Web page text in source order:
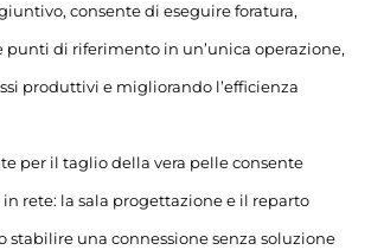
consente di eseguire foratura,
punti di riferimento in un’unica operazione,
produttivi e migliorando l’efficienza
per il taglio della vera pelle consente
in rete: la sala progettazione e il reparto
stabilire una connessione senza soluzione